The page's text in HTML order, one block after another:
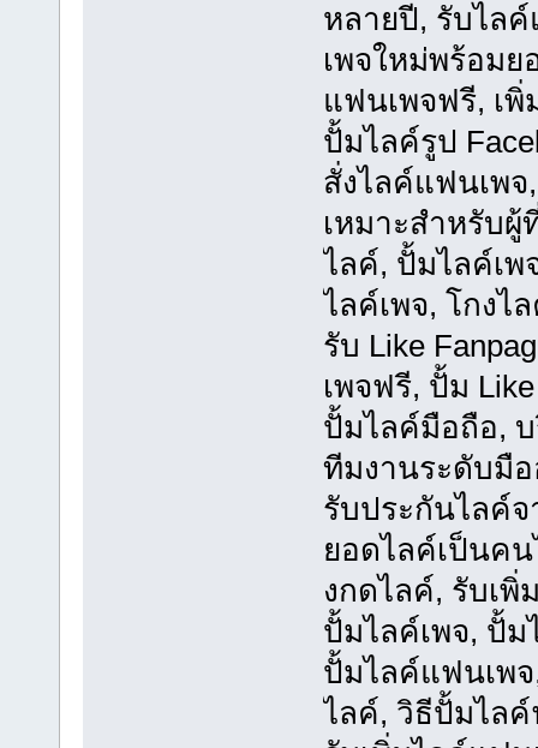
หลายปี, รับไล
เพจใหม่พร้อมย
แฟนเพจฟรี, เ
ปั้มไลค์รูป
สั่งไลค์แฟนเพ
เหมาะสำหรับผู้
ไลค์, ปั้มไลค์เพ
ไลค์เพจ, โกงไ
รับ Like
เพจฟรี, ปั้ม
ปั้มไลค์มือถือ,
ทีมงานระดับมื
รับประกันไลค์
ยอดไลค์เป็นคน
งกดไลค์, รับเพิ่
ปั้มไลค์เพจ, ปั้
ปั้มไลค์แฟนเพ
ไลค์, วิธีปั้มไล